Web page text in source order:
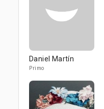
Daniel Martín
Primo